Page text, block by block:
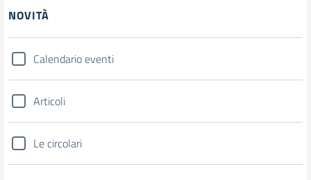
NOVITÀ
Calendario eventi
Articoli
Le circolari